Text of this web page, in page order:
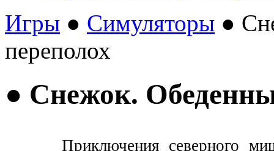
Игры ● Симуляторы ●
переполох
● Снежок.
Приключения северного